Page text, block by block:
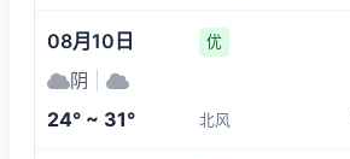
08月10日 优
阴
24° ~ 31° 北风